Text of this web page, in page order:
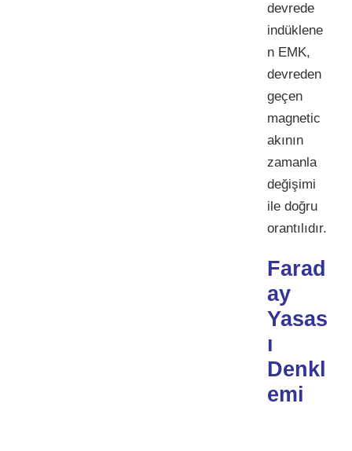
devrede
indüklene
n EMK,
devreden
geçen
magnetic
akının
zamanla
değişimi
ile doğru
orantılıdır.
Farad
ay
Yasas
ı
Denkl
emi